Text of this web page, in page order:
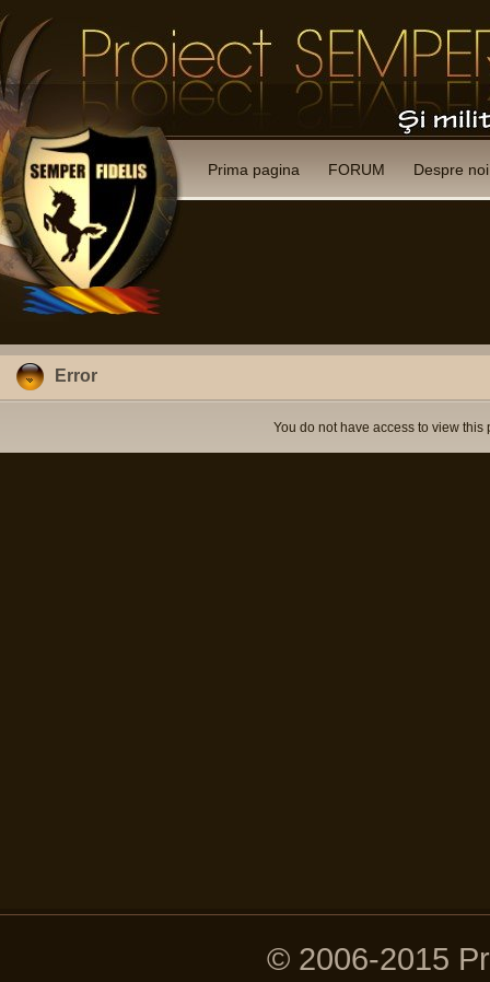
Prima pagina FORUM Despre noi
Error
You do not have access to view this
© 2006-2015